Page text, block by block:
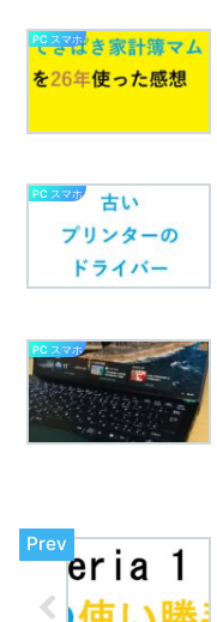
PC スマホ
PC スマホ
PC スマホ